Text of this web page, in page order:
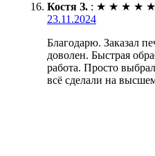
Костя З. : ★ ★ ★ ★ ★
23.11.2024
Благодарю. Заказал
доволен. Быстрая
работа. Просто
всё сделали на